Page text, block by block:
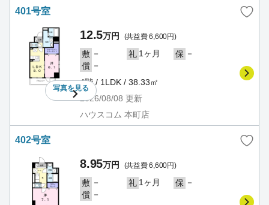
401号室
写真を見る
12.5万円 (共益費 6,600円)
敷 － 礼 1ヶ月 保 －
償 －
4階 / 1LDK / 38.33㎡
2026/08/08 更新
ハウスコム 本町店
402号室
8.95万円 (共益費 6,600円)
敷 － 礼 1ヶ月 保 －
償 －